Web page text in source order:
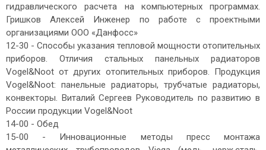
гидравлического расчета на компьютерных программах.
Гришков Алексей Инженер по работе с проектными
организациями ООО «Данфосс»
12-30 - Способы указания тепловой мощности отопительных
приборов. Отличия стальных панельных радиаторов
Vogel&Noot от других отопительных приборов. Продукция
Vogel&Noot: панельные радиаторы, трубчатые радиаторы,
конвекторы. Виталий Сергеев Руководитель по развитию в
России продукции Vogel&Noot
14-00 - Обед
15-00 - Инновационные методы пресс монтажа